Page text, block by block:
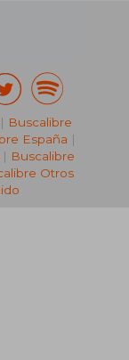
| Buscalibre
España |
| Buscalibre
Otros